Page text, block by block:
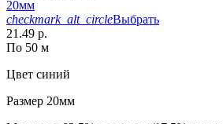
20мм
checkmark_alt_circleВыбрать
21.49 р.
По 50 м
Цвет синий
Размер 20мм